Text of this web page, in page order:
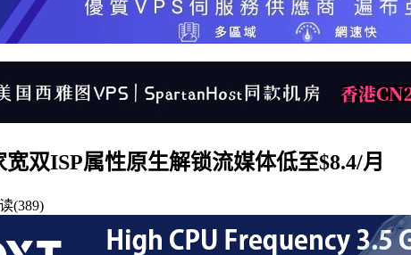
双ISP属性原生解锁流媒体低至$8.4/月
(389)